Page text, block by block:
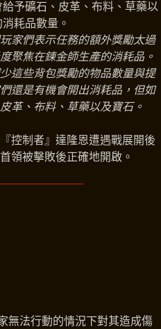
予礦石、皮革、布料、草藥以
耗品數量。
家們表示任務的額外獎勵太過
聚焦在鍊金師生產的消耗品。
這些背包獎勵的物品數量與提
還是有機會開出消耗品，但如
革、布料、草藥以及寶石。
控制者』達隆恩遭遇戰展開後
領被擊敗後正確地開啟。
無法行動的情況下對其造成傷